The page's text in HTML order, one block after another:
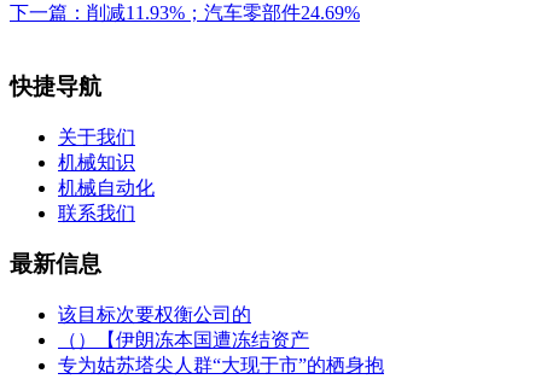
下一篇： 削减11.93%；汽车零部件24.69%
快捷导航
关于我们
机械知识
机械自动化
联系我们
最新信息
该目标次要权衡公司的
（）【伊朗冻本国遭冻结资产
专为姑苏塔尖人群“大现于市”的栖身抱